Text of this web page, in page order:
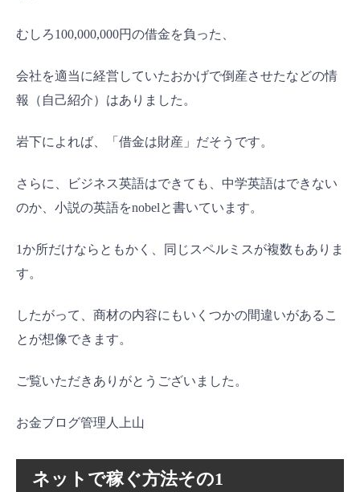
むしろ100,000,000円の借金を負った、
会社を適当に経営していたおかげで倒産させたなどの情
報（自己紹介）はありました。
岩下によれば、「借金は財産」だそうです。
さらに、ビジネス英語はできても、中学英語はできない
のか、小説の英語をnobelと書いています。
1か所だけならともかく、同じスペルミスが複数もありま
す。
したがって、商材の内容にもいくつかの間違いがあるこ
とが想像できます。
ご覧いただきありがとうございました。
お金ブログ管理人上山
ネットで稼ぐ方法その1